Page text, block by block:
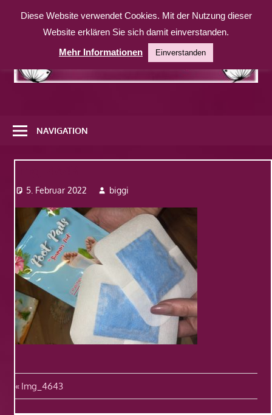
Inhalt
weitere
Website
NAVIGATION
5. Februar 2022 biggi
Beitragsnavigation
Vorheriger
Beitrag:
Img_4643
Diese Website verwendet Cookies. Mit der Nutzung dieser
Website erklären Sie sich damit einverstanden.
Mehr Informationen
Einverstanden